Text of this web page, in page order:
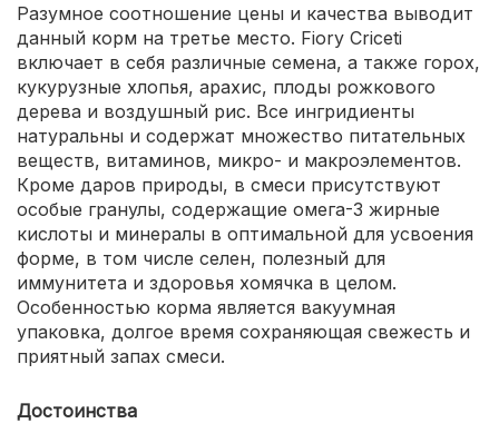
Разумное соотношение цены и качества выводит
данный корм на третье место. Fiory Criceti
включает в себя различные семена, а также горох,
кукурузные хлопья, арахис, плоды рожкового
дерева и воздушный рис. Все ингридиенты
натуральны и содержат множество питательных
веществ, витаминов, микро- и макроэлементов.
Кроме даров природы, в смеси присутствуют
особые гранулы, содержащие омега-3 жирные
кислоты и минералы в оптимальной для усвоения
форме, в том числе селен, полезный для
иммунитета и здоровья хомячка в целом.
Особенностью корма является вакуумная
упаковка, долгое время сохраняющая свежесть и
приятный запах смеси.
Достоинства